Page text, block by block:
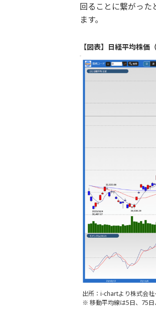
回ることに繋がった
ます。
【図表】日経平均株価
出所：i-chartより株式会
※ 移動平均線は5日、75日